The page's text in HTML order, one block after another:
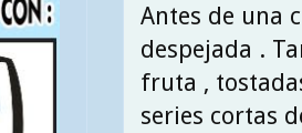
Antes de una
despejada .
fruta ,
series cortas